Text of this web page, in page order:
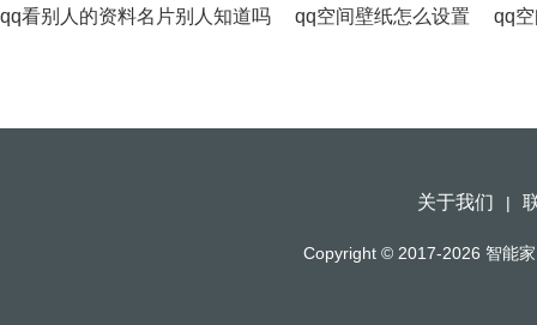
qq看别人的资料名片别人知道吗 qq空间壁纸怎么设置 qq
关于我们 |
Copyright © 2017-2026 智能